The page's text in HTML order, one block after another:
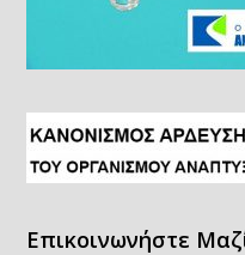
Επικοινωνήστε